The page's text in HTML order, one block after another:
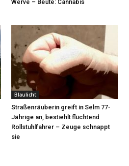
Werve – Beute: Cannabis
Blaulicht
Straßenräuberin greift in Selm 77-
Jährige an, bestiehlt flüchtend
Rollstuhlfahrer – Zeuge schnappt
sie